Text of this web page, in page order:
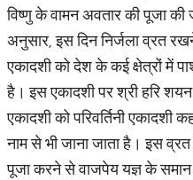
विष्णु के वामन अवतार की पूजा
अनुसार, इस दिन निर्जला व्रत
एकादशी को देश के कई क्षेत्रों में
है। इस एकादशी पर श्री हरि
एकादशी को परिवर्तिनी एकादशी
नाम से भी जाना जाता है। इस
पूजा करने से वाजपेय यज्ञ के